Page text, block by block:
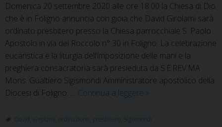
Domenica 20 settembre 2020 alle ore 18.00 la Chiesa di Dio
che è in Foligno annuncia con gioia che David Girolami sarà
ordinato presbitero presso la Chiesa parrocchiale S. Paolo
Apostolo in via del Roccolo n° 30 in Foligno. La celebrazione
eucaristica e la liturgia dell’imposizione delle mani e la
preghiera consacratoria sarà presieduta da S.E.REV.MA
Mons. Gualtiero Sigismondi Amministratore apostolico della
Diocesi di Foligno. … Continua a leggere David
viene
»
David Girolami ordinazione presbitero Sigismondi